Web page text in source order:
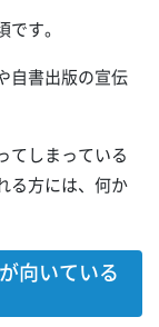
す。
自書出版の宣伝
てしまっている
る方には、何か
向いている